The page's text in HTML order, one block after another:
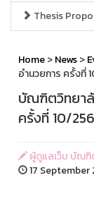
Thesis
Home>News>
อำนวยการ ครั้งที่
บัณฑิตวิทยา
ครั้งที่ 10/
ผู้ดูแลเว็บ บัณฑิ
17 September